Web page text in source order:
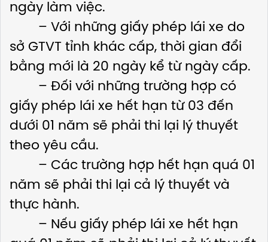
ngày làm việc.
– Với những giấy phép lái xe do
sở GTVT tỉnh khác cấp, thời gian đổi
bằng mới là 20 ngày kể từ ngày cấp.
– Đối với những trường hợp có
giấy phép lái xe hết hạn từ 03 đến
dưới 01 năm sẽ phải thi lại lý thuyết
theo yêu cầu.
– Các trường hợp hết hạn quá 01
năm sẽ phải thi lại cả lý thuyết và
thực hành.
– Nếu giấy phép lái xe hết hạn